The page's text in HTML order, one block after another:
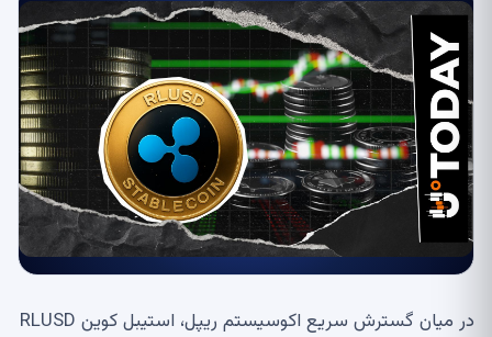
در میان گسترش سریع اکوسیستم ریپل، استیبل کوین RLUSD